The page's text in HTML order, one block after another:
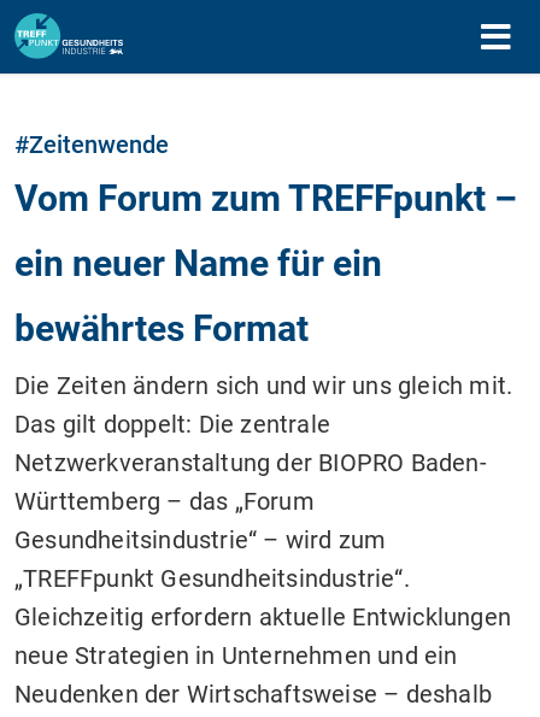
#Zeitenwende
Vom Forum zum TREFFpunkt –
ein neuer Name für ein
bewährtes Format
Die Zeiten ändern sich und wir uns gleich mit.
Das gilt doppelt: Die zentrale
Netzwerkveranstaltung der BIOPRO Baden-
Württemberg – das „Forum
Gesundheitsindustrie“ – wird zum
„TREFFpunkt Gesundheitsindustrie“.
Gleichzeitig erfordern aktuelle Entwicklungen
neue Strategien in Unternehmen und ein
Neudenken der Wirtschaftsweise – deshalb